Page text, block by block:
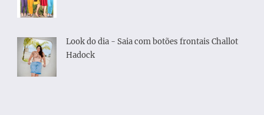
Look do dia - Saia com botões frontais Challot
Hadock